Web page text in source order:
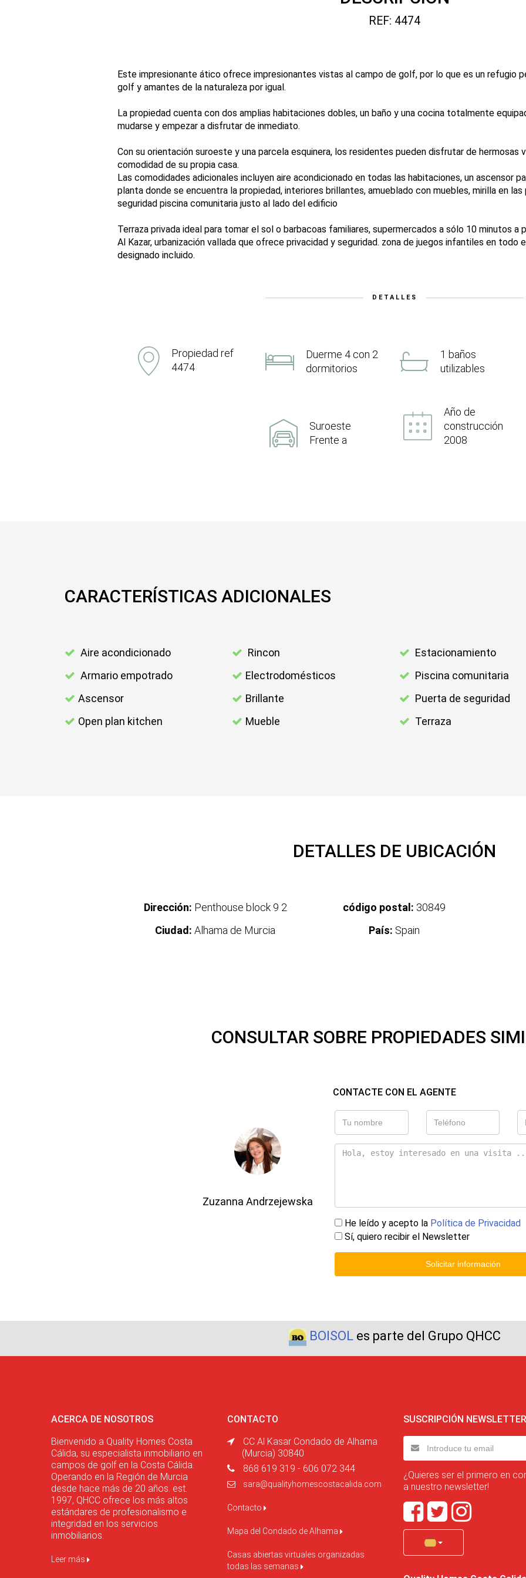
REF: 4474
Este impresionante ático ofrece impresionantes vistas al campo de golf, por lo que es un refugio
golf y amantes de la naturaleza por igual.
La propiedad cuenta con dos amplias habitaciones dobles, un baño y una cocina totalmente
mudarse y empezar a disfrutar de inmediato.
Con su orientación suroeste y una parcela esquinera, los residentes pueden disfrutar de
comodidad de su propia casa.
Las comodidades adicionales incluyen aire acondicionado en todas las habitaciones, un ascensor
planta donde se encuentra la propiedad, interiores brillantes, amueblado con muebles, mirilla en
seguridad piscina comunitaria justo al lado del edificio
Terraza privada ideal para tomar el sol o barbacoas familiares, supermercados a sólo 10 minutos a
Al Kazar, urbanización vallada que ofrece privacidad y seguridad. zona de juegos infantiles en todo
designado incluido.
DETALLES
Propiedad ref
4474
Duerme 4 con 2
dormitorios
1 baños
utilizables
Suroeste
Frente a
Año de
construcción
2008
CARACTERÍSTICAS ADICIONALES
Aire acondicionado
Armario empotrado
Ascensor
Open plan kitchen
Rincon
Electrodomésticos
Brillante
Mueble
Estacionamiento
Piscina comunitaria
Puerta de seguridad
Terraza
DETALLES DE UBICACIÓN
Dirección: Penthouse block 9 2
Ciudad: Alhama de Murcia
código postal: 30849
País: Spain
CONSULTAR SOBRE PROPIEDADES
CONTACTE CON EL AGENTE
Zuzanna Andrzejewska
He leído y acepto la Política de Privacidad
Sí, quiero recibir el Newsletter
Solicitar información
BOISOLes parte del Grupo QHCC
ACERCA DE NOSOTROS
Bienvenido a Quality Homes Costa
Cálida, su especialista inmobiliario en
campos de golf en la Costa Cálida.
Operando en la Región de Murcia
desde hace más de 20 años. est.
1997, QHCC ofrece los más altos
estándares de profesionalismo e
integridad en los servicios
inmobiliarios.
Leer más
CONTACTO
CC Al Kasar Condado de Alhama
(Murcia) 30840
868 619 319 - 606 072 344
sara@qualityhomescostacalida.com
Contacto
Mapa del Condado de Alhama
Casas abiertas virtuales organizadas
todas las semanas
SUSCRIPCIÓN NEWSLETTER
¿Quieres ser el primero en
a nuestro newsletter!